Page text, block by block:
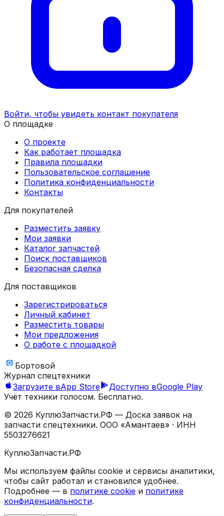
Войти, чтобы увидеть контакт покупателя
О площадке
О проекте
Как работает площадка
Правила площадки
Пользовательское соглашение
Политика конфиденциальности
Контакты
Для покупателей
Разместить заявку
Мои заявки
Каталог запчастей
Поиск поставщиков
Безопасная сделка
Для поставщиков
Зарегистрироваться
Личный кабинет
Разместить товары
Мои предложения
О работе с площадкой
Бортовой
Журнал спецтехники
Загрузите вApp Store Доступно вGoogle Play
Учёт техники голосом. Бесплатно.
© 2026 КуплюЗапчасти.РФ — Доска заявок на
запчасти спецтехники. ООО «Амантаев» · ИНН
5503276621
КуплюЗапчасти.РФ
Мы используем файлы cookie и сервисы аналитики,
чтобы сайт работал и становился удобнее.
Подробнее — в политике cookie и политике
конфиденциальности.